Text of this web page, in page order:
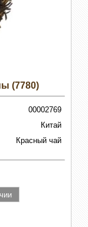
(7780)
00002769
Китай
Красный чай